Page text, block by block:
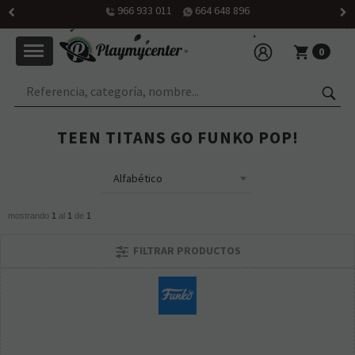
966 933 011 664 648 896
0
TEEN TITANS GO FUNKO POP!
mostrando 1 al 1 de 1
FILTRAR PRODUCTOS